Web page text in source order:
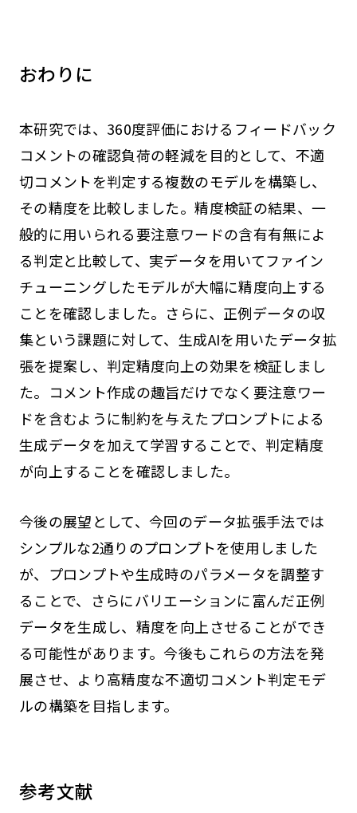
おわりに
本研究では、360度評価におけるフィードバック
コメントの確認負荷の軽減を目的として、不適
切コメントを判定する複数のモデルを構築し、
その精度を比較しました。精度検証の結果、一
般的に用いられる要注意ワードの含有有無によ
る判定と比較して、実データを用いてファイン
チューニングしたモデルが大幅に精度向上する
ことを確認しました。さらに、正例データの収
集という課題に対して、生成AIを用いたデータ拡
張を提案し、判定精度向上の効果を検証しまし
た。コメント作成の趣旨だけでなく要注意ワー
ドを含むように制約を与えたプロンプトによる
生成データを加えて学習することで、判定精度
が向上することを確認しました。
今後の展望として、今回のデータ拡張手法では
シンプルな2通りのプロンプトを使用しました
が、プロンプトや生成時のパラメータを調整す
ることで、さらにバリエーションに富んだ正例
データを生成し、精度を向上させることができ
る可能性があります。今後もこれらの方法を発
展させ、より高精度な不適切コメント判定モデ
ルの構築を目指します。
参考文献